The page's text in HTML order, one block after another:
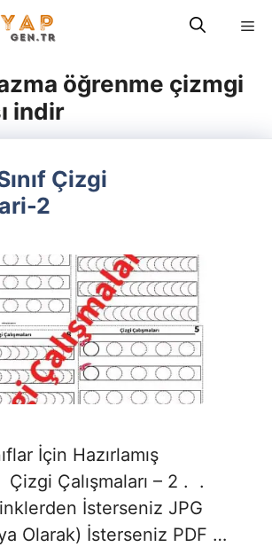
öğrenme çizmgi
indir
Çizgi
2
İçin Hazırlamış
Çalışmaları – 2 . .
İsterseniz JPG
Olarak) İsterseniz PDF …